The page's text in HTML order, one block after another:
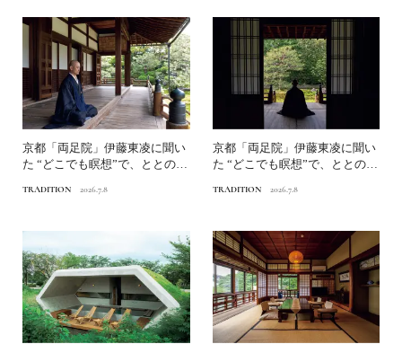
京都「両足院」伊藤東凌に聞い
た “どこでも瞑想”で、ととの
TRADITION 2026.7.8
京都「両足院」伊藤東凌に聞い
た “どこでも瞑想”で、ととの
TRADITION 2026.7.8